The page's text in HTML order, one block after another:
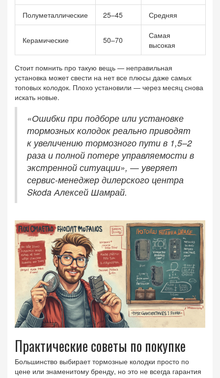
Полуметаллические 25–45 Средняя
Керамические 50–70
Самая
высокая
Стоит помнить про такую вещь — неправильная
установка может свести на нет все плюсы даже самых
топовых колодок. Плохо установили — через месяц снова
искать новые.
«Ошибки при подборе или установке
тормозных колодок реально приводят
к увеличению тормозного пути в 1,5–2
раза и полной потере управляемости в
экстренной ситуации», — уверяет
сервис-менеджер дилерского центра
Skoda Алексей Шамрай.
Практические советы по покупке
Большинство выбирает тормозные колодки просто по
цене или знаменитому бренду, но это не всегда гарантия